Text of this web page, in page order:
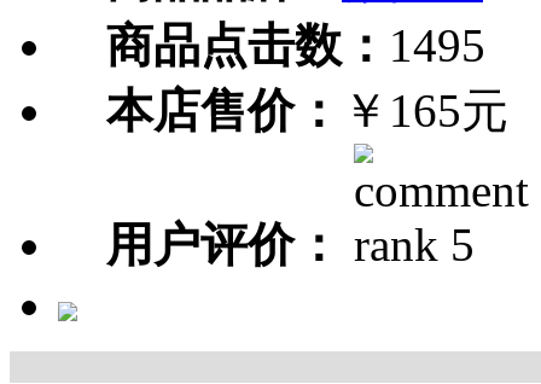
商品点击数： 1495
本店售价： ￥165元
用户评价：